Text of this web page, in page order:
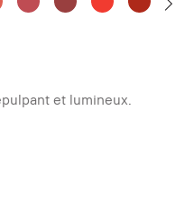
et lumineux.